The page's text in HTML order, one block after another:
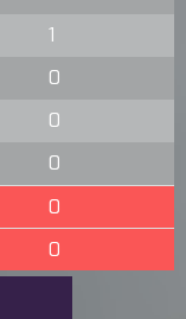
1
0
0
0
0
0